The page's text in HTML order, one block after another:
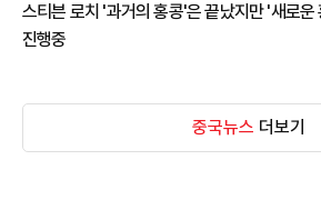
스티븐 로치 '과거의 홍콩'은 끝났지만 '새로운
진행중
중국뉴스 더보기